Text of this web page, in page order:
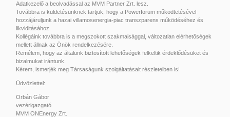
Adatkezelő a beolvadással az MVM Partner Zrt. lesz.
Továbbra is küldetésünknek tartjuk, hogy a Powerforum működtetésével
hozzájáruljunk a hazai villamosenergia-piac transzparens működéséhez és
likviditásához.
Kollégáink továbbra is a megszokott szakmaisággal, változatlan elérhetőségek
mellett állnak az Önök rendelkezésére.
Remélem, hogy az általunk biztosított lehetőségek felkeltik érdeklődésüket és
bizalmukat irántunk.
Kérem, ismerjék meg Társaságunk szolgáltatásait részleteiben is!
Üdvözlettel:
Orbán Gábor
vezérigazgató
MVM ONEnergy Zrt.